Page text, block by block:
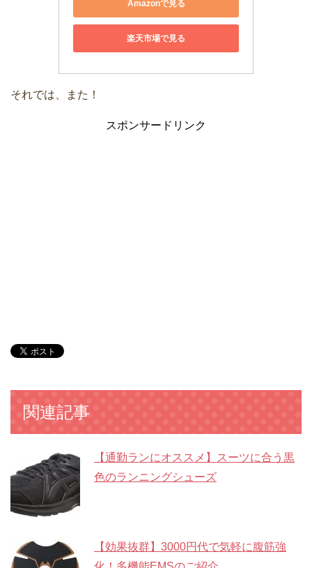
Amazonで見る
楽天市場で見る
それでは、また！
スポンサードリンク
関連記事
【通勤ランにオススメ】スーツに合う黒
色のランニングシューズ
【効果抜群】3000円代で気軽に腹筋強